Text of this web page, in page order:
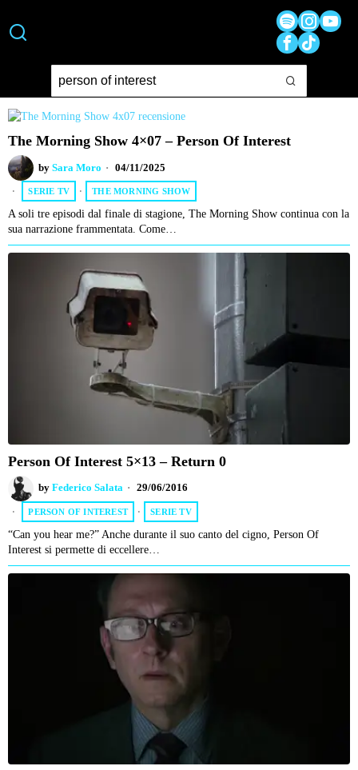
The Morning Show 4×07 – Person Of Interest
by Sara Moro 04/11/2025
SERIE TV · THE MORNING SHOW
A soli tre episodi dal finale di stagione, The Morning Show continua con la
sua narrazione frammentata. Come…
Person Of Interest 5×13 – Return 0
by Federico Salata 29/06/2016
PERSON OF INTEREST · SERIE TV
“Can you hear me?” Anche durante il suo canto del cigno, Person Of
Interest si permette di eccellere…